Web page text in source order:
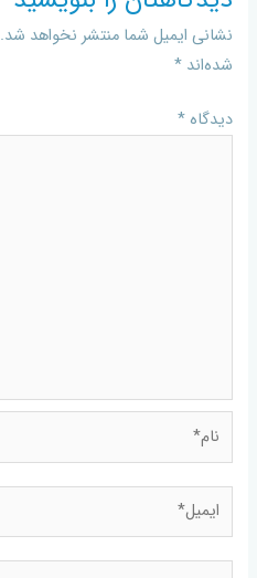
نشانی ایمیل شما منتشر نخواهد شد.
شده‌اند*
دیدگاه*